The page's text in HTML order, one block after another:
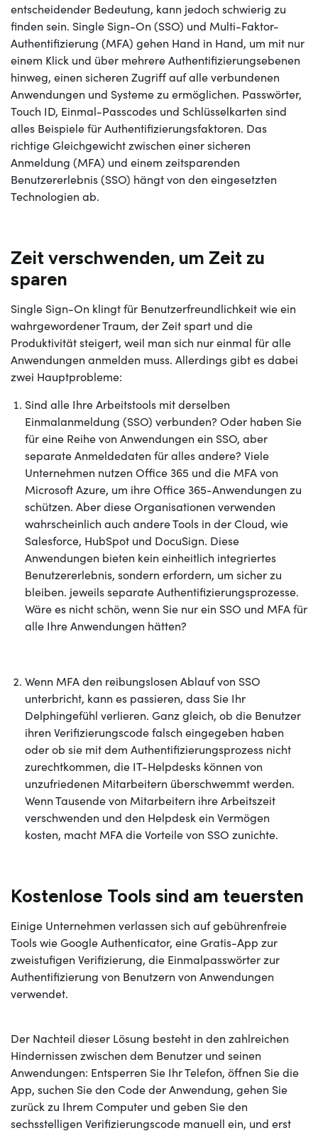
entscheidender Bedeutung, kann jedoch schwierig zu
finden sein. Single Sign-On (SSO) und Multi-Faktor-
Authentifizierung (MFA) gehen Hand in Hand, um mit nur
einem Klick und über mehrere Authentifizierungsebenen
hinweg, einen sicheren Zugriff auf alle verbundenen
Anwendungen und Systeme zu ermöglichen. Passwörter,
Touch ID, Einmal-Passcodes und Schlüsselkarten sind
alles Beispiele für Authentifizierungsfaktoren. Das
richtige Gleichgewicht zwischen einer sicheren
Anmeldung (MFA) und einem zeitsparenden
Benutzererlebnis (SSO) hängt von den eingesetzten
Technologien ab.
Zeit verschwenden, um Zeit zu
sparen
Single Sign-On klingt für Benutzerfreundlichkeit wie ein
wahrgewordener Traum, der Zeit spart und die
Produktivität steigert, weil man sich nur einmal für alle
Anwendungen anmelden muss. Allerdings gibt es dabei
zwei Hauptprobleme:
Sind alle Ihre Arbeitstools mit derselben
Einmalanmeldung (SSO) verbunden? Oder haben Sie
für eine Reihe von Anwendungen ein SSO, aber
separate Anmeldedaten für alles andere? Viele
Unternehmen nutzen Office 365 und die MFA von
Microsoft Azure, um ihre Office 365-Anwendungen zu
schützen. Aber diese Organisationen verwenden
wahrscheinlich auch andere Tools in der Cloud, wie
Salesforce, HubSpot und DocuSign. Diese
Anwendungen bieten kein einheitlich integriertes
Benutzererlebnis, sondern erfordern, um sicher zu
bleiben. jeweils separate Authentifizierungsprozesse.
Wäre es nicht schön, wenn Sie nur ein SSO und MFA für
alle Ihre Anwendungen hätten?
Wenn MFA den reibungslosen Ablauf von SSO
unterbricht, kann es passieren, dass Sie Ihr
Delphingefühl verlieren. Ganz gleich, ob die Benutzer
ihren Verifizierungscode falsch eingegeben haben
oder ob sie mit dem Authentifizierungsprozess nicht
zurechtkommen, die IT-Helpdesks können von
unzufriedenen Mitarbeitern überschwemmt werden.
Wenn Tausende von Mitarbeitern ihre Arbeitszeit
verschwenden und den Helpdesk ein Vermögen
kosten, macht MFA die Vorteile von SSO zunichte.
Kostenlose Tools sind am teuersten
Einige Unternehmen verlassen sich auf gebührenfreie
Tools wie Google Authenticator, eine Gratis-App zur
zweistufigen Verifizierung, die Einmalpasswörter zur
Authentifizierung von Benutzern von Anwendungen
verwendet.
Der Nachteil dieser Lösung besteht in den zahlreichen
Hindernissen zwischen dem Benutzer und seinen
Anwendungen: Entsperren Sie Ihr Telefon, öffnen Sie die
App, suchen Sie den Code der Anwendung, gehen Sie
zurück zu Ihrem Computer und geben Sie den
sechsstelligen Verifizierungscode manuell ein, und erst